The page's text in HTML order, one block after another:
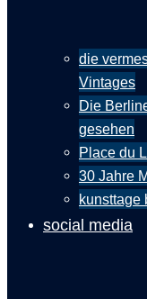
die
Vintages
Die
gesehen
Place du
30 Jahre
kunsttage
social media